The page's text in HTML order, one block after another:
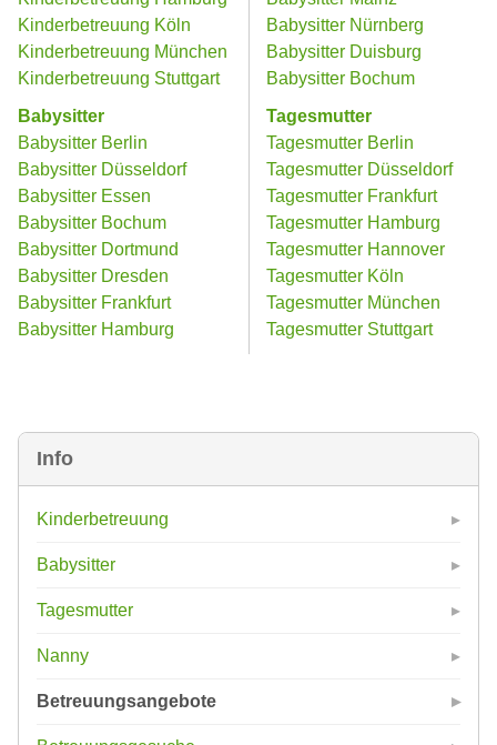
Info
Kinderbetreuung
Babysitter
Tagesmutter
Nanny
Betreuungsangebote
Kinderbetreuung Köln
Kinderbetreuung München
Kinderbetreuung Stuttgart
Babysitter
Babysitter Berlin
Babysitter Düsseldorf
Babysitter Essen
Babysitter Bochum
Babysitter Dortmund
Babysitter Dresden
Babysitter Frankfurt
Babysitter Hamburg
Babysitter Nürnberg
Babysitter Duisburg
Babysitter Bochum
Tagesmutter
Tagesmutter Berlin
Tagesmutter Düsseldorf
Tagesmutter Frankfurt
Tagesmutter Hamburg
Tagesmutter Hannover
Tagesmutter Köln
Tagesmutter München
Tagesmutter Stuttgart